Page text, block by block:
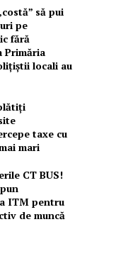
să pui
pe
fără
Primăria
locali au
taxe cu
mari
CT BUS!
ITM pentru
de muncă